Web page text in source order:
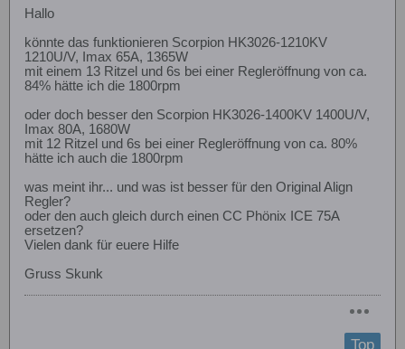
Hallo
könnte das funktionieren Scorpion HK3026-1210KV
1210U/V, Imax 65A, 1365W
mit einem 13 Ritzel und 6s bei einer Regleröffnung von ca.
84% hätte ich die 1800rpm
oder doch besser den Scorpion HK3026-1400KV 1400U/V,
Imax 80A, 1680W
mit 12 Ritzel und 6s bei einer Regleröffnung von ca. 80%
hätte ich auch die 1800rpm
was meint ihr... und was ist besser für den Original Align
Regler?
oder den auch gleich durch einen CC Phönix ICE 75A
ersetzen?
Vielen dank für euere Hilfe
Gruss Skunk
Top